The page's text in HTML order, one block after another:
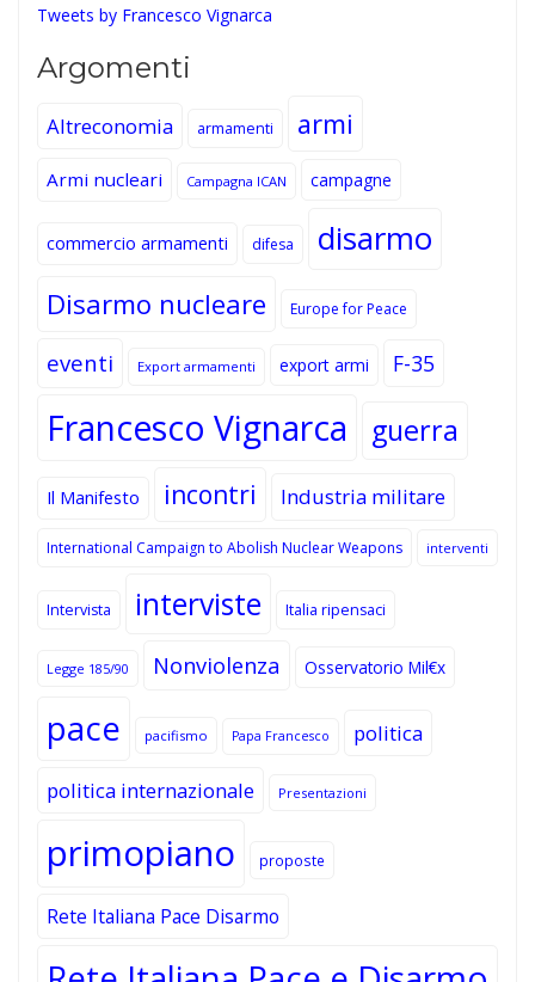
Tweets by Francesco Vignarca
Argomenti
Altreconomia armamenti armi
Armi nucleari Campagna ICAN campagne
commercio armamenti difesa disarmo
Disarmo nucleare Europe for Peace
eventi Export armamenti export armi F-35
Francesco Vignarca guerra
Il Manifesto incontri Industria militare
International Campaign to Abolish Nuclear Weapons interventi
Intervista interviste Italia ripensaci
Legge 185/90 Nonviolenza Osservatorio Mil€x
pace pacifismo Papa Francesco politica
politica internazionale Presentazioni
primopiano proposte
Rete Italiana Pace Disarmo